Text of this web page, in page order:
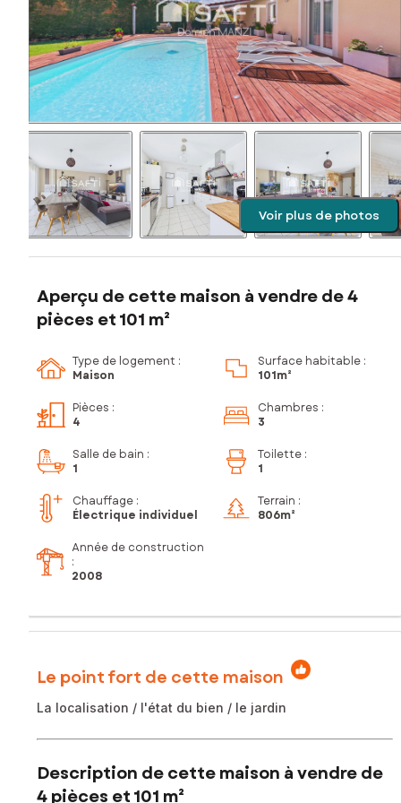
Voir plus de photos
Aperçu de cette maison à vendre de 4
pièces et 101 m²
Type de logement :
Maison
Surface habitable :
101m²
Pièces :
4
Chambres :
3
Salle de bain :
1
Toilette :
1
Chauffage :
Électrique individuel
Terrain :
806m²
Année de construction
:
2008
Le point fort de cette maison
La localisation / l'état du bien / le jardin
Description de cette maison à vendre de
4 pièces et 101 m²